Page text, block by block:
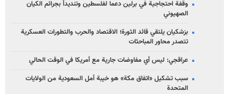
وقفة احتجاجية في برلين دعما لفلسطين وتنديداً بجرائم الكيان
الصهیوني
بزشكيان يلتقي قائد الثورة؛ الاقتصاد والحرب والتطورات العسكرية
تتصدر محاور المباحثات
عراقجي: ليس أي مفاوضات جارية مع أمريكا في الوقت الحالي
سبب تشكيل «اتفاق مكة» هو خيبة أمل السعودية من الولايات
المتحدة